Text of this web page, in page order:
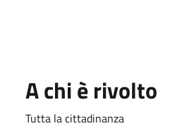
A chi è rivolto
Tutta la cittadinanza